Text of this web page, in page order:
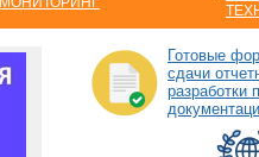
Готовые
сдачи
разработки